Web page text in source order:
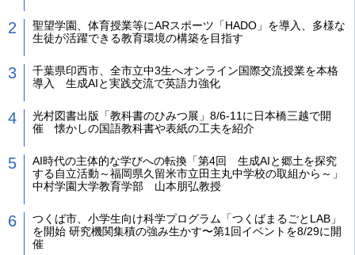
聖望学園、体育授業等にARスポーツ「HADO」を導入、多様な
生徒が活躍できる教育環境の構築を目指す
千葉県印西市、全市立中3生へオンライン国際交流授業を本格
導入 生成AIと実践交流で英語力強化
光村図書出版「教科書のひみつ展」8/6-11に日本橋三越で開
催 懐かしの国語教科書や表紙の工夫を紹介
AI時代の主体的な学びへの転換「第4回 生成AIと郷土を探究
する自立活動～福岡県久留米市立田主丸中学校の取組から～」
中村学園大学教育学部 山本朋弘教授
つくば市、小学生向け科学プログラム「つくばまるごとLAB」
を開始 研究機関集積の強み生かす〜第1回イベントを8/29に開
催